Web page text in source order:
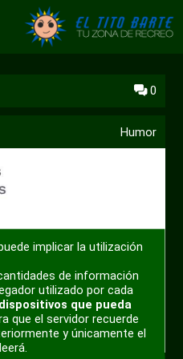
0
Humor
implicar la utilización
de información
utilizado por cada
que pueda
que el servidor recuerde
y únicamente el